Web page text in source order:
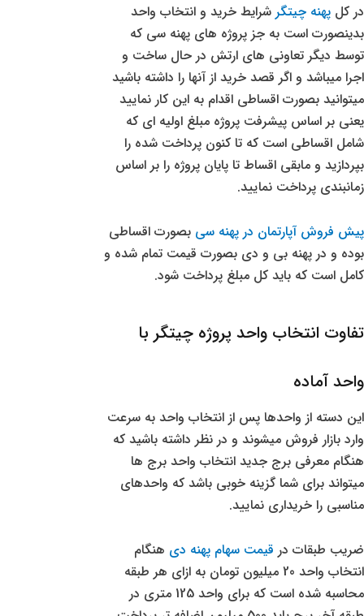
در کل پهنه چیتگر شرایط خرید و انتخاب واحد
بدینصورت است به جز پروژه های پهنه سی که
توسط دیگر تعاونی های ارتش در حال ساخت و
اجرا میباشد و اگر قصد خرید از آنها را داشته باشید
میتوانید بصورت اقساطی اقدام به این کار نمایید
یعنی بر اساس پیشرفت پروژه مبلغ اولیه ای که
شامل اقساطی است که تا کنون پرداخت شده را
بپردازید و مابقی اقساط تا پایان پروژه را بر اساس
زمانبندی پرداخت نمایید.
پیش فروش آپارتمان در پهنه سی بصورت اقساطی
بوده و در پهنه بی و دی بصورت قیمت تمام شده و
کامل است که باید کل مبلغ پرداخت شود.
تفاوت انتخاب واحد پروژه چیتگر با
واحد آماده
این دسته از واحدها پس از انتخاب واحد به سرعت
وارد بازار فروش میشوند و در نظر داشته باشید که
هنگام معرفی برج جدید انتخاب واحد برج ها
میتواند برای شما گزینه خوبی باشد که واحدهای
مناسبی را خریداری نمایید.
ضریب طبقات در قیمت سهام پهنه دی هنگام
انتخاب واحد 20 میلیون تومان به ازای هر طبقه
محاسبه شده است که برای واحد 125 متری در